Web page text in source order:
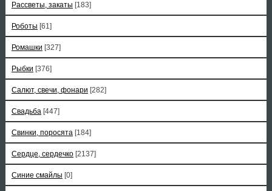
Рассветы, закаты [183]
Роботы [61]
Ромашки [327]
Рыбки [376]
Салют, свечи, фонари [282]
Свадьба [447]
Свинки, поросята [184]
Сердце, сердечко [2137]
Синие смайлы [0]